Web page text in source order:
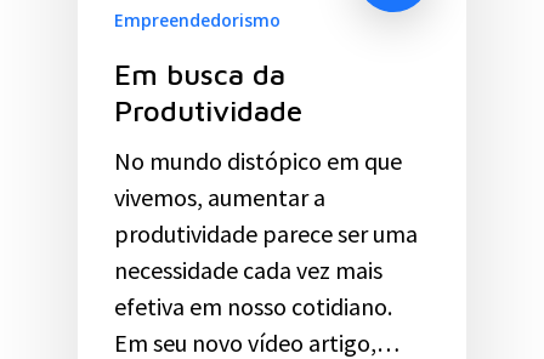
Empreendedorismo
Em busca da
Produtividade
No mundo distópico em que
vivemos, aumentar a
produtividade parece ser uma
necessidade cada vez mais
efetiva em nosso cotidiano.
Em seu novo vídeo artigo,…